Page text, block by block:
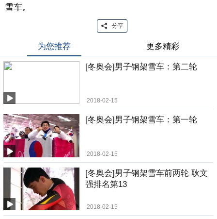
雪车。
分享
为您推荐 更多精彩
[冬奥会]男子钢架雪车：第二轮
2018-02-15
[冬奥会]男子钢架雪车：第一轮
2018-02-15
[冬奥会]男子钢架雪车前两轮 耿文
强排名第13
2018-02-15